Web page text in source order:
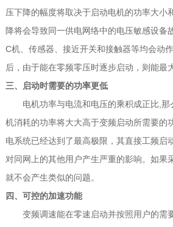
压下降的幅度将取决于启动电机的功率大小
降将会导致同一供电网络中的电压敏感设备
C机、传感器、接近开关和接触器等均会动
后，由于能在零频零压时逐步启动，则能最
三、启动时需要的功率更低
电机功率与电流和电压的乘积成正比,那
机消耗的功率将大大高于变频启动所需要的
电系统已经达到了最高极限，其直接工频启
对同网上的其他用户产生严重的影响。如果
就不会产生类似的问题。
四、可控的加速功能
变频调速能在零速启动并按照用户的需